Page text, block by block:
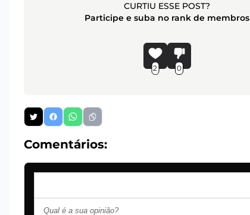
CURTIU ESSE POST?
Participe e suba no rank de membros
2 0
Comentários: